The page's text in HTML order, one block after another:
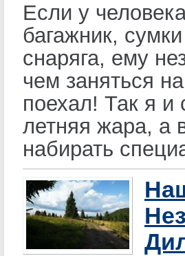
Если у
багажник,
снаряга, ему
чем заняться
поехал! Так я и
летняя жара, а
набирать